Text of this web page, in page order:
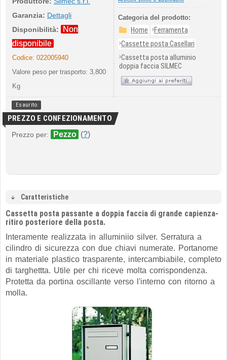
Garanzia: Dettagli
Disponibilità:
Non
disponibile
Codice: 022005940
Valore peso per trasporto: 3,800
Kg
Categoria del prodotto:
Home ›Ferramenta
›Cassette posta Casellari
›Cassetta posta alluminio
doppia faccia SILMEC
Esaurito
PREZZO E CONFEZIONAMENTO
Prezzo per: Pezzo (?)
Caratteristiche
Cassetta posta passante a doppia faccia di grande capienza-
ritiro posteriore della posta.
Interamente realizzata in alluminiio silver. Serratura a
cilindro di sicurezza con due chiavi numerate. Portanome
in materiale plastico trasparente, intercambiabile, completo
di targhettta. Utile per chi riceve molta corrispondenza.
Protetta da portina oscillante verso l'interno con ritorno a
molla.